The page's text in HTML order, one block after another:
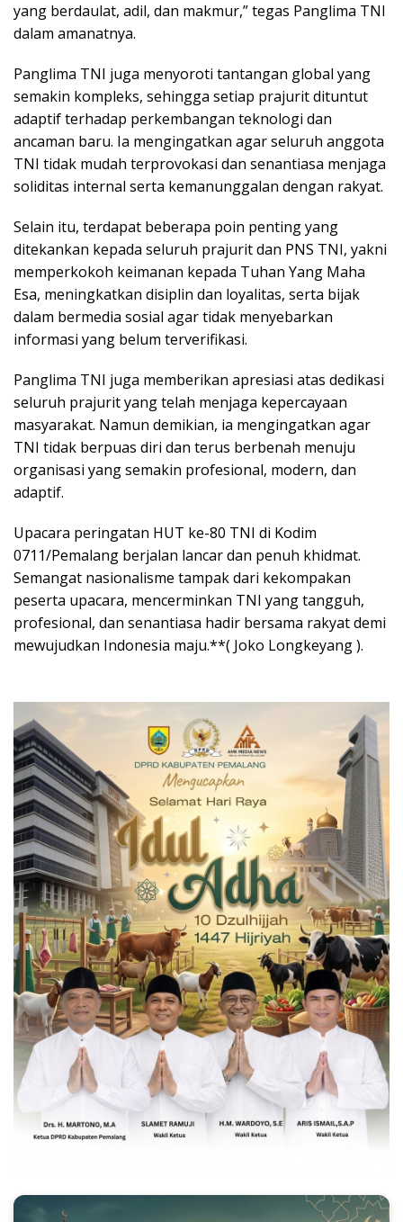
yang berdaulat, adil, dan makmur,” tegas Panglima TNI
dalam amanatnya.
Panglima TNI juga menyoroti tantangan global yang
semakin kompleks, sehingga setiap prajurit dituntut
adaptif terhadap perkembangan teknologi dan
ancaman baru. Ia mengingatkan agar seluruh anggota
TNI tidak mudah terprovokasi dan senantiasa menjaga
soliditas internal serta kemanunggalan dengan rakyat.
Selain itu, terdapat beberapa poin penting yang
ditekankan kepada seluruh prajurit dan PNS TNI, yakni
memperkokoh keimanan kepada Tuhan Yang Maha
Esa, meningkatkan disiplin dan loyalitas, serta bijak
dalam bermedia sosial agar tidak menyebarkan
informasi yang belum terverifikasi.
Panglima TNI juga memberikan apresiasi atas dedikasi
seluruh prajurit yang telah menjaga kepercayaan
masyarakat. Namun demikian, ia mengingatkan agar
TNI tidak berpuas diri dan terus berbenah menuju
organisasi yang semakin profesional, modern, dan
adaptif.
Upacara peringatan HUT ke-80 TNI di Kodim
0711/Pemalang berjalan lancar dan penuh khidmat.
Semangat nasionalisme tampak dari kekompakan
peserta upacara, mencerminkan TNI yang tangguh,
profesional, dan senantiasa hadir bersama rakyat demi
mewujudkan Indonesia maju.**( Joko Longkeyang ).